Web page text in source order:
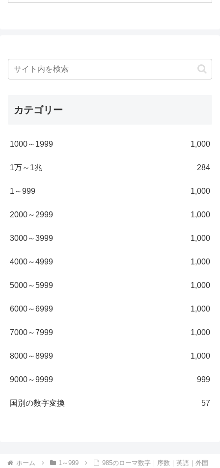
カテゴリー
1000～1999 1,000
1万～1兆 284
1～999 1,000
2000～2999 1,000
3000～3999 1,000
4000～4999 1,000
5000～5999 1,000
6000～6999 1,000
7000～7999 1,000
8000～8999 1,000
9000～9999 999
国別の数字変換 57
ホーム 1～999 985のローマ数字｜序数｜英語｜外国